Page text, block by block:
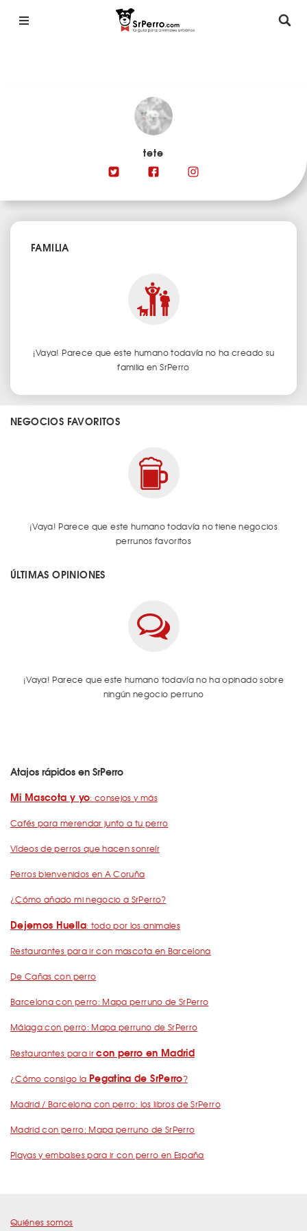
tete
FAMILIA
¡Vaya! Parece que este humano todavía no ha creado su
familia en SrPerro
NEGOCIOS FAVORITOS
¡Vaya! Parece que este humano todavía no tiene negocios
perrunos favoritos
ÚLTIMAS OPINIONES
¡Vaya! Parece que este humano todavía no ha opinado sobre
ningún negocio perruno
Atajos rápidos en SrPerro
Mi Mascota y yo: consejos y más
Cafés para merendar junto a tu perro
Vídeos de perros que hacen sonreír
Perros bienvenidos en A Coruña
¿Cómo añado mi negocio a SrPerro?
Dejemos Huella: todo por los animales
Restaurantes para ir con mascota en Barcelona
De Cañas con perro
Barcelona con perro: Mapa perruno de SrPerro
Málaga con perro: Mapa perruno de SrPerro
Restaurantes para ircon perro en Madrid
¿Cómo consigo la Pegatina de SrPerro?
Madrid / Barcelona con perro: los libros de SrPerro
Madrid con perro: Mapa perruno de SrPerro
Playas y embalses para ir con perro en España
Quiénes somos